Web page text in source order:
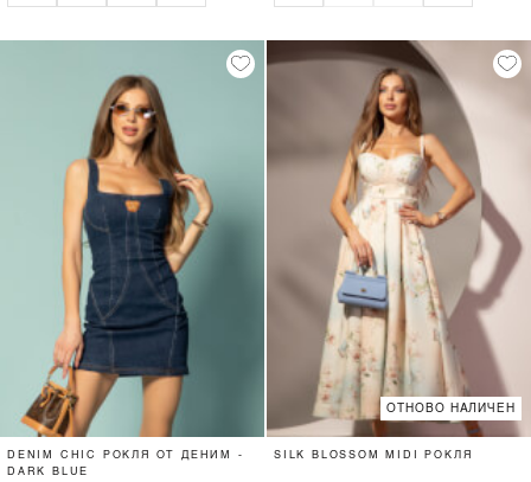
DENIM CHIC РОКЛЯ ОТ ДЕНИМ -
DARK BLUE
ОТНОВО НАЛИЧЕН
SILK BLOSSOM MIDI РОКЛЯ